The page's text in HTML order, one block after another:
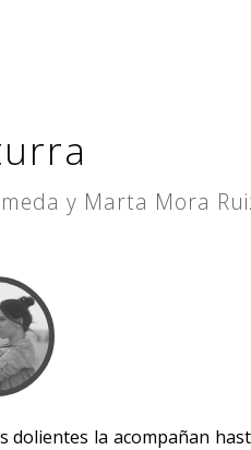
y Marta Mora
dolientes la acompañan